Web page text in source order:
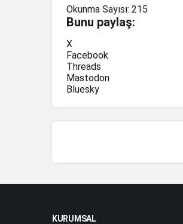
Okunma Sayısı: 215
Bunu paylaş:
X
Facebook
Threads
Mastodon
Bluesky
KURUMSAL